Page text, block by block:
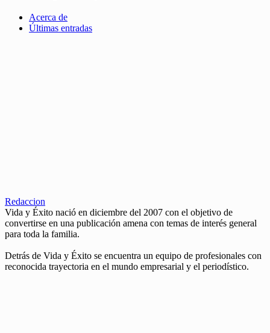
Acerca de
Últimas entradas
Redaccion
Vida y Éxito nació en diciembre del 2007 con el objetivo de
convertirse en una publicación amena con temas de interés general
para toda la familia.
Detrás de Vida y Éxito se encuentra un equipo de profesionales con
reconocida trayectoria en el mundo empresarial y el periodístico.